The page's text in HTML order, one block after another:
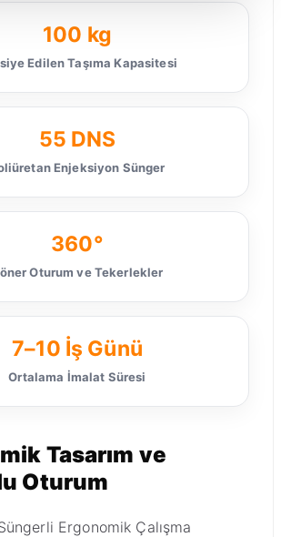
100 kg
Edilen Taşıma Kapasitesi
55 DNS
Enjeksiyon Sünger
360°
Oturum ve Tekerlekler
7–10 İş Günü
Ortalama İmalat Süresi
Tasarım ve
Oturum
Ergonomik Çalışma